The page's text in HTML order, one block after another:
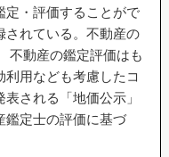
FAQ
定・評価することがで
されている。不動産の
不動産の鑑定評価はも
用なども考慮したコ
される「地価公示」
鑑定士の評価に基づ